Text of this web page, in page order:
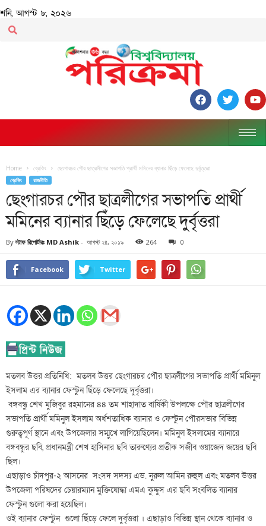
শনি, আগস্ট ৮, ২০২৬
Home ব্রেকিং ছেংগারচর পৌর ছাত্রলীগের সভাপতি প্রার্থী মমিনের ব্যানার ছিঁড়ে ফেলেছে দুর্বৃত্তরা
ব্রেকিং রাজনীতি
ছেংগারচর পৌর ছাত্রলীগের সভাপতি প্রার্থী
মমিনের ব্যানার ছিঁড়ে ফেলেছে দুর্বৃত্তরা
By স্টাফ রিপোর্টারঃ MD Ashik - আগস্ট ২৪, ২০১৯ 264 0
Facebook Twitter
মতলব উত্তর প্রতিনিধি: মতলব উত্তর ছেংগারচর পৌর ছাত্রলীগের সভাপতি প্রার্থী মমিনুল
ইসলাম এর ব্যানার ফেস্টুন ছিঁড়ে ফেলেছে দুর্বৃত্তরা।
বঙ্গবন্ধু শেখ মুজিবুর রহমানের ৪৪ তম শাহাদাত বার্ষিকী উপলক্ষে পৌর ছাত্রলীগের
সভাপতি প্রার্থী মমিনুল ইসলাম অর্ধশতাধিক ব্যানার ও ফেস্টুন পৌরসভার বিভিন্ন
গুরুত্বপূর্ণ স্থানে এবং উপজেলার সম্মুখে লাগিয়েছিলেন। মমিনুল ইসলামের ব্যানারে
বঙ্গবন্ধুর ছবি, প্রধানমন্ত্রী শেখ হাসিনার ছবি তারুণ্যের প্রতীক সজীব ওয়াজেদ জয়ের ছবি
ছিল।
এছাড়াও চাঁদপুর-২ আসনের সংসদ সদস্য এড. নুরুল আমিন রুহুল এবং মতলব উত্তর
উপজেলা পরিষদের চেয়ারম্যান মুক্তিযোদ্ধা এমএ কুদ্দুস এর ছবি সংবলিত ব্যানার
ফেস্টুন গুলো করা হয়েছিল।
ওই ব্যানার ফেস্টুন গুলো ছিঁড়ে ফেলে দুর্বৃত্তরা । এছাড়াও বিভিন্ন স্থান থেকে ব্যানার ও